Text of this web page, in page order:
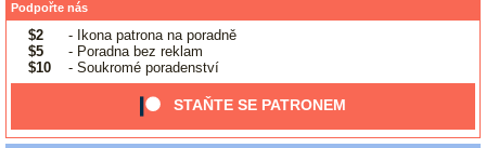
Podpořte nás
$2
- Ikona patrona na poradně
$5
- Poradna bez reklam
$10
- Soukromé poradenství
STAŇTE SE PATRONEM